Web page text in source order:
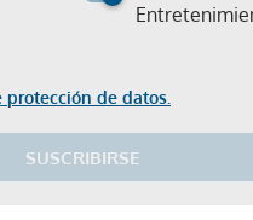
de datos.
SUSCRIBIRSE